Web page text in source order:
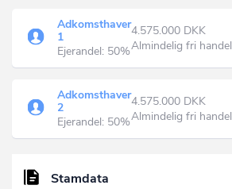
Adkomsthaver
1
Ejerandel: 50%
4.575.000 DKK
Almindelig fri handel
Adkomsthaver
2
Ejerandel: 50%
4.575.000 DKK
Almindelig fri handel
Stamdata